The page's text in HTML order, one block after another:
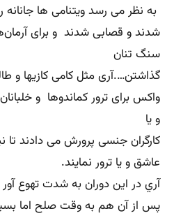
به نظر می رسد ویتنامی ها
شدند و قصابی شدند و برای
سنگ تنان
گذاشتن….آری مثل کامی کازیها و
واکس برای ترور کماندوها و
و یا
کارگران جنسی پرورش می دادند تا
عاشق و یا ترور نمایند.
آري در این دوران به شدت تهوع آور
پس از آن هم به وقت صلح اما بسیار